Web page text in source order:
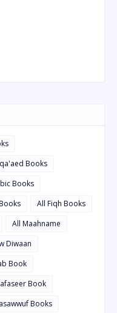
Books
Books
All Fiqh Books
All Maahname
Diwaan
Book
Book
Books